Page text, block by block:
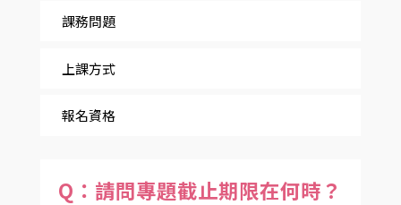
課務問題
上課方式
報名資格
Q：請問專題截止期限在何時？